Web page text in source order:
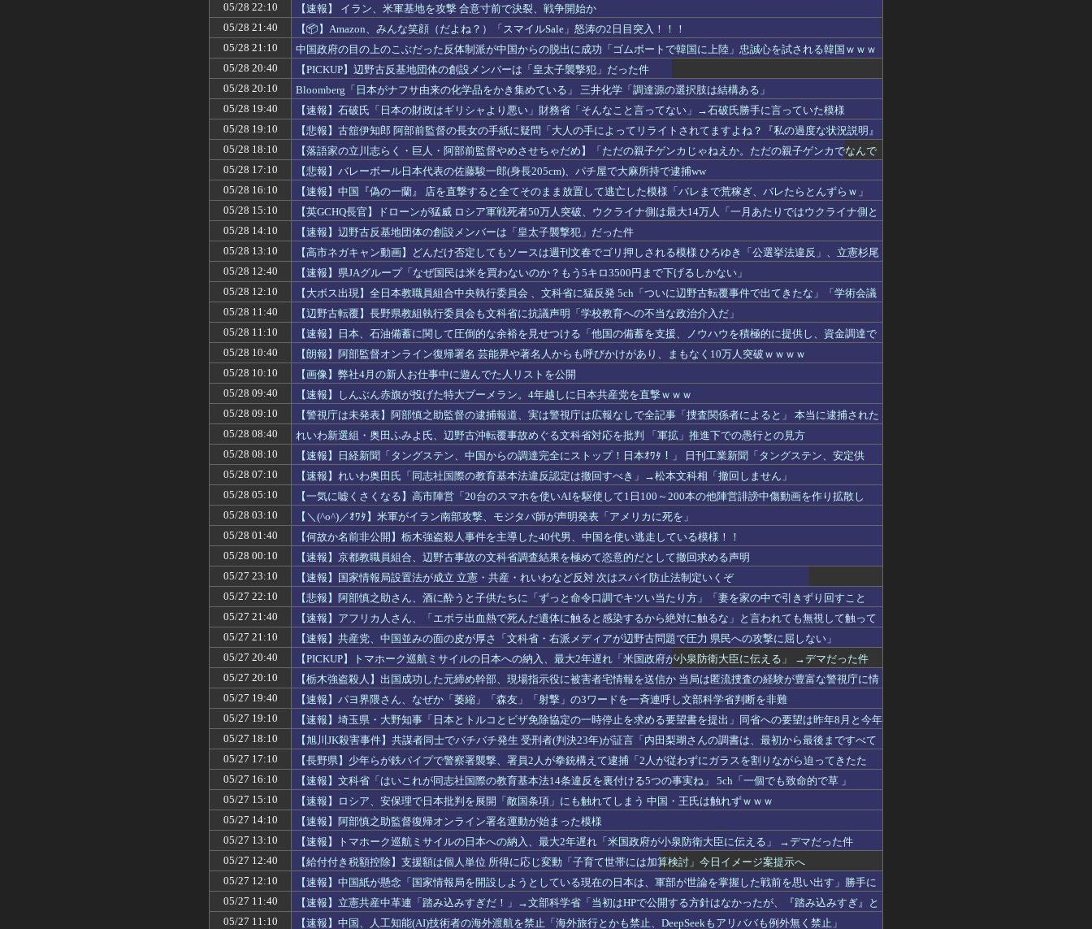
05/28 22:10
【速報】 イラン、米軍基地を攻撃 合意寸前で決裂、戦争開始か
05/28 21:40
【📦】Amazon、みんな笑顔（だよね？）「スマイルSale」怒涛の2日目突入！！！
05/28 21:10
中国政府の目の上のこぶだった反体制派が中国からの脱出に成功「ゴムボートで韓国に上陸」忠誠心を試される韓国ｗｗｗ
ｗｗ
05/28 20:40
【PICKUP】辺野古反基地団体の創設メンバーは「皇太子襲撃犯」だった件
05/28 20:10
Bloomberg「日本がナフサ由来の化学品をかき集めている」 三井化学「調達源の選択肢は結構ある」
05/28 19:40
【速報】石破氏「日本の財政はギリシャより悪い」財務省「そんなこと言ってない」→石破氏勝手に言っていた模様
05/28 19:10
【悲報】古舘伊知郎 阿部前監督の長女の手紙に疑問「大人の手によってリライトされてますよね？『私の過度な状況説明』
手が入ってますよね？」
05/28 18:10
【落語家の立川志らく・巨人・阿部前監督やめさせちゃだめ】「ただの親子ゲンカじゃねえか。ただの親子ゲンカでなんで
職を失うことになっちゃうの？」
05/28 17:10
【悲報】バレーボール日本代表の佐藤駿一郎(身長205cm)、パチ屋で大麻所持で逮捕ww
05/28 16:10
【速報】中国『偽の一蘭』 店を直撃すると全てそのまま放置して逃亡した模様「バレまで荒稼ぎ、バレたらとんずらｗ」
05/28 15:10
【英GCHQ長官】ドローンが猛威 ロシア軍戦死者50万人突破、ウクライナ側は最大14万人「一月あたりではウクライナ側と
の比率は約1対8」
05/28 14:10
【速報】辺野古反基地団体の創設メンバーは「皇太子襲撃犯」だった件
05/28 13:10
【高市ネガキャン動画】どんだけ否定してもソースは週刊文春でゴリ押しされる模様 ひろゆき「公選挙法違反」、立憲杉尾
「事実なら議員辞職」
05/28 12:40
【速報】県JAグループ「なぜ国民は米を買わないのか？もう5キロ3500円まで下げるしかない」
05/28 12:10
【大ボス出現】全日本教職員組合中央執行委員会 、文科省に猛反発 5ch「ついに辺野古転覆事件で出てきたな」「学術会議
と一緒やな、潰すときだ」
05/28 11:40
【辺野古転覆】長野県教組執行委員会も文科省に抗議声明「学校教育への不当な政治介入だ」
05/28 11:10
【速報】日本、石油備蓄に関して圧倒的な余裕を見せつける「他国の備蓄を支援、ノウハウを積極的に提供し、資金調達で
も協力する。」
05/28 10:40
【朗報】阿部監督オンライン復帰署名 芸能界や著名人からも呼びかけがあり、まもなく10万人突破ｗｗｗｗ
05/28 10:10
【画像】弊社4月の新人お仕事中に遊んでた人リストを公開
05/28 09:40
【速報】しんぶん赤旗が投げた特大ブーメラン。4年越しに日本共産党を直撃ｗｗｗ
05/28 09:10
【警視庁は未発表】阿部慎之助監督の逮捕報道、実は警視庁は広報なしで全記事「捜査関係者によると」 本当に逮捕された
の？
05/28 08:40
れいわ新選組・奥田ふみよ氏、辺野古沖転覆事故めぐる文科省対応を批判 「軍拡」推進下での愚行との見方
05/28 08:10
【速報】日経新聞「タングステン、中国からの調達完全にストップ！日本ｵﾜﾀ！」 日刊工業新聞「タングステン、安定供
給」
05/28 07:10
【速報】れいわ奥田氏「同志社国際の教育基本法違反認定は撤回すべき」→松本文科相「撤回しません」
05/28 05:10
【一気に嘘くさくなる】高市陣営「20台のスマホを使いAIを駆使して1日100～200本の他陣営誹謗中傷動画を作り拡散し
た」
05/28 03:10
【＼(^o^)／ｵﾜﾀ】米軍がイラン南部攻撃、モジタバ師が声明発表「アメリカに死を」
05/28 01:40
【何故か名前非公開】栃木強盗殺人事件を主導した40代男、中国を使い逃走している模様！！
05/28 00:10
【速報】京都教職員組合、辺野古事故の文科省調査結果を極めて恣意的だとして撤回求める声明
05/27 23:10
【速報】国家情報局設置法が成立 立憲・共産・れいわなど反対 次はスパイ防止法制定いくぞ
05/27 22:10
【悲報】阿部慎之助さん、酒に酔うと子供たちに「ずっと命令口調でキツい当たり方」「妻を家の中で引きずり回すこと
も」
05/27 21:40
【速報】アフリカ人さん、「エボラ出血熱で死んだ遺体に触ると感染するから絶対に触るな」と言われても無視して触って
感染する
05/27 21:10
【速報】共産党、中国並みの面の皮が厚さ「文科省・右派メディアが辺野古問題で圧力 県民への攻撃に屈しない」
05/27 20:40
【PICKUP】トマホーク巡航ミサイルの日本への納入、最大2年遅れ「米国政府が小泉防衛大臣に伝える」 →デマだった件
05/27 20:10
【栃木強盗殺人】出国成功した元締め幹部、現場指示役に被害者宅情報を送信か 当局は匿流捜査の経験が豊富な警視庁に情
報を集約
05/27 19:40
【速報】パヨ界隈さん、なぜか「萎縮」「森友」「射撃」の3ワードを一斉連呼し文部科学省判断を非難
05/27 19:10
【速報】埼玉県・大野知事「日本とトルコとビザ免除協定の一時停止を求める要望書を提出」同省への要望は昨年8月と今年
1月に続いて3度目
05/27 18:10
【旭川JK殺害事件】共謀者同士でバチバチ発生 受刑者(判決23年)が証言「内田梨瑚さんの調書は、最初から最後まですべて
嘘です」 裁判員裁判
05/27 17:10
【長野県】少年らが鉄パイプで警察署襲撃、署員2人が拳銃構えて逮捕「2人が従わずにガラスを割りながら迫ってきたた
め、拳銃を構え警告した」
05/27 16:10
【速報】文科省「はいこれが同志社国際の教育基本法14条違反を裏付ける5つの事実ね」 5ch「一個でも致命的で草 」
05/27 15:10
【速報】ロシア、安保理で日本批判を展開「敵国条項」にも触れてしまう 中国・王氏は触れずｗｗｗ
05/27 14:10
【速報】阿部慎之助監督復帰オンライン署名運動が始まった模様
05/27 13:10
【速報】トマホーク巡航ミサイルの日本への納入、最大2年遅れ「米国政府が小泉防衛大臣に伝える」 →デマだった件
05/27 12:40
【給付付き税額控除】支援額は個人単位 所得に応じ変動「子育て世帯には加算検討」今日イメージ案提示へ
05/27 12:10
【速報】中国紙が懸念「国家情報局を開設しようとしている現在の日本は、軍部が世論を掌握した戦前を思い出す」勝手に
戦前思い出して苦しんでてワロタ
05/27 11:40
【速報】立憲共産中革連「踏み込みすぎだ！」→文部科学省「当初はHPで公開する方針はなかったが、『踏み込みすぎ』と
反発殺到を踏まえて方針転換、全部HPで公開するわ」
05/27 11:10 【速報】中国、人工知能(AI)技術者の海外渡航を禁止「海外旅行とかも禁止、DeepSeekもアリババも例外無く禁止」